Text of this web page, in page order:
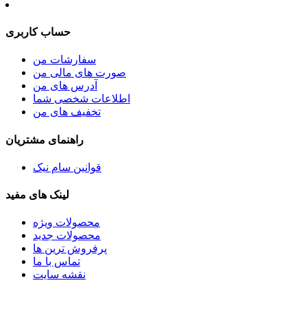
حساب کاربری
سفارشات من
صورت های مالی من
آدرس های من
اطلاعات شخصی شما
تخفیف های من
راهنمای مشتریان
قوانین سام نیک
لینک های مفید
محصولات ویژه
محصولات جدید
پرفروش ترین‌ ها
تماس با ما
نقشه سایت